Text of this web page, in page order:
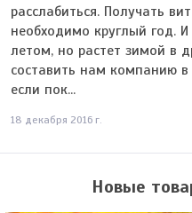
расслабиться. Получать
необходимо круглый год.
летом, но растет зимой в
составить нам компанию
если пок...
18 декабря 2016 г.
Новые